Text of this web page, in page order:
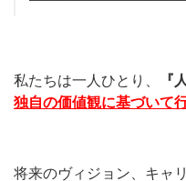
私たちは一人ひとり、 『
独自の価値観に基づいて
将来のヴィジョン、キャ